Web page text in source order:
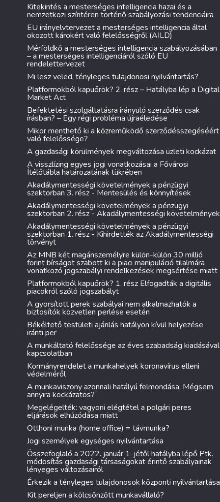
Kitekintés a mesterséges intelligencia hazai és a
nemzetközi színtéren történő szabályozási tendenciáira
EU irányelvtervezet a mesterséges intelligencia által
okozott károkért való felelősségről (AILD)
Mérföldkő a mesterséges intelligencia szabályozásában
– a mesterséges intelligenciáról szóló EU
rendelettervezet
Mi lesz veled, tényleges tulajdonosi nyilvántartás?
Platformokból kapuőrök? 2. rész – Hatályba lép a Digital
Market Act
Befektetési szolgáltatásra irányuló szerződés csak
írásban? – Egy régi probléma újraéledése
Mikor menthető ki a közreműködő szerződésszegéséért
való felelőssége?
A gazdasági körülmények megváltozása üzleti kockázat
A visszlízing egyes jogi vonatkozásai a Fővárosi
Ítélőtábla határozatának tükrében
Akadálymentességi követelmények a pénzügyi
szektorban 3. rész - Mentesülés és könnyítések
Akadálymentességi követelmények a pénzügyi
szektorban 2. rész - Akadálymentességi követelmények
Akadálymentességi követelmények a pénzügyi
szektorban 1. rész - Kihirdették az Akadálymentességi
törvényt
Az MNB két magánszemélyre külön-külön 30 millió
forint bírságot szabott ki a piaci manipuláció tilalmára
vonatkozó jogszabályi rendelkezések megsértése miatt
Platformokból kapuőrök? 1. rész Elfogadták a digitális
piacokról szóló jogszabályt
A gyorsított perek szabályai nem alkalmazhatók a
biztosítók közvetlen perlése esetén
Békéltető testületi ajánlás hatályon kívül helyezése
iránti per
A munkáltató felelőssége az éves szabadság kiadásával
kapcsolatban
Kormányrendelet a munkahelyek koronavírus elleni
védelméről
A munkaviszony azonnali hatályú felmondása: Mégsem
annyira kockázatos?
Megelégelték: vagyoni elégtétel a polgári peres
eljárások elhúzódása miatt
Otthoni munka (home office) = távmunka?
Jogi személyek egységes nyilvántartása
Összefoglaló a 2022. január 1-jétől hatályba lépő Ptk.
módosítás gazdasági társaságokat érintő szabályainak
lényeges változásairól
Érkezik a tényleges tulajdonosok központi nyilvántartása
Kit pereljen a kölcsönzött munkavállaló?